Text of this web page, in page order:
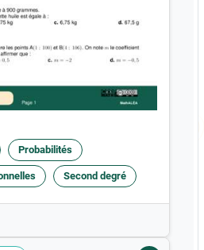
Probabilités
Second degré